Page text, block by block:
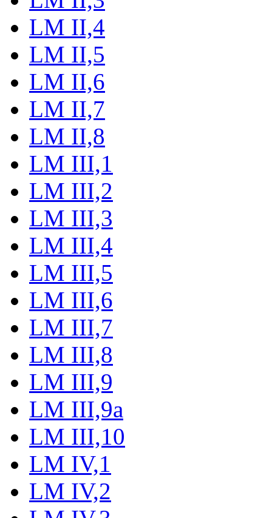
LM II,4
LM II,5
LM II,6
LM II,7
LM II,8
LM III,1
LM III,2
LM III,3
LM III,4
LM III,5
LM III,6
LM III,7
LM III,8
LM III,9
LM III,9a
LM III,10
LM IV,1
LM IV,2